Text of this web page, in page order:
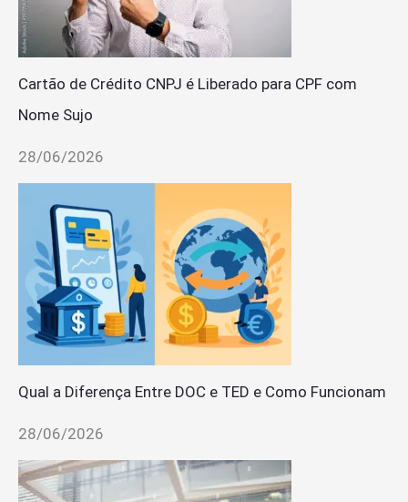
Cartão de Crédito CNPJ é Liberado para CPF com
Nome Sujo
28/06/2026
Qual a Diferença Entre DOC e TED e Como Funcionam
28/06/2026